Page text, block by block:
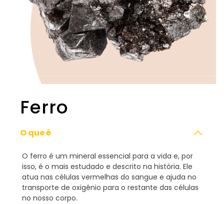
Ferro
O que é
O ferro é um mineral essencial para a vida e, por
isso, é o mais estudado e descrito na história. Ele
atua nas células vermelhas do sangue e ajuda no
transporte de oxigênio para o restante das células
no nosso corpo.